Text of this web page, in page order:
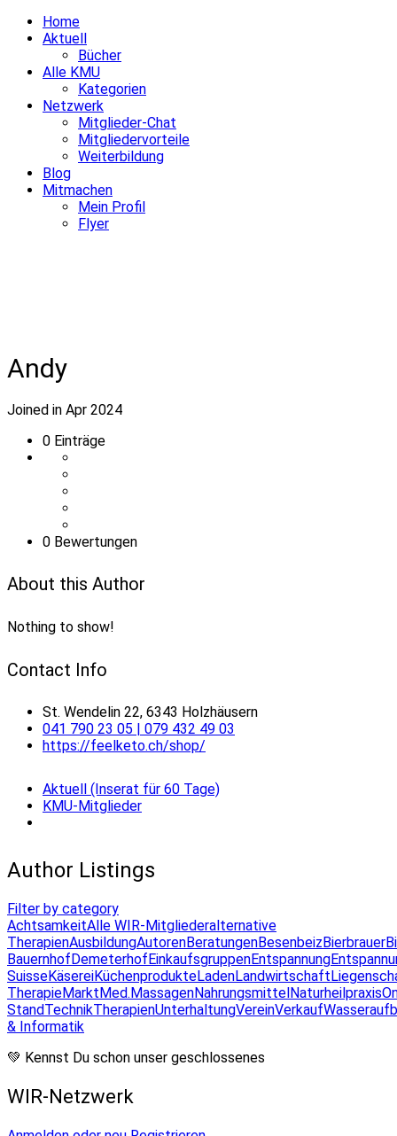
Home
Aktuell
Bücher
Alle KMU
Kategorien
Netzwerk
Mitglieder-Chat
Mitgliedervorteile
Weiterbildung
Blog
Mitmachen
Mein Profil
Flyer
Andy
Joined in Apr 2024
0 Einträge
0 Bewertungen
About this Author
Nothing to show!
Contact Info
St. Wendelin 22, 6343 Holzhäusern
041 790 23 05 | 079 432 49 03
https://feelketo.ch/shop/
Aktuell (Inserat für 60 Tage)
KMU-Mitglieder
Author Listings
Filter by category
AchtsamkeitAlle WIR-Mitgliederalternative
TherapienAusbildungAutorenBeratungenBesenbeizBierbrauer
BauernhofDemeterhofEinkaufsgruppenEntspannung
SuisseKäsereiKüchenprodukteLadenLandwirtschaft
TherapieMarktMed.MassagenNahrungsmittelNaturheilpraxis
StandTechnikTherapienUnterhaltungVereinVerkauf
& Informatik
💚 Kennst Du schon unser geschlossenes
WIR-Netzwerk